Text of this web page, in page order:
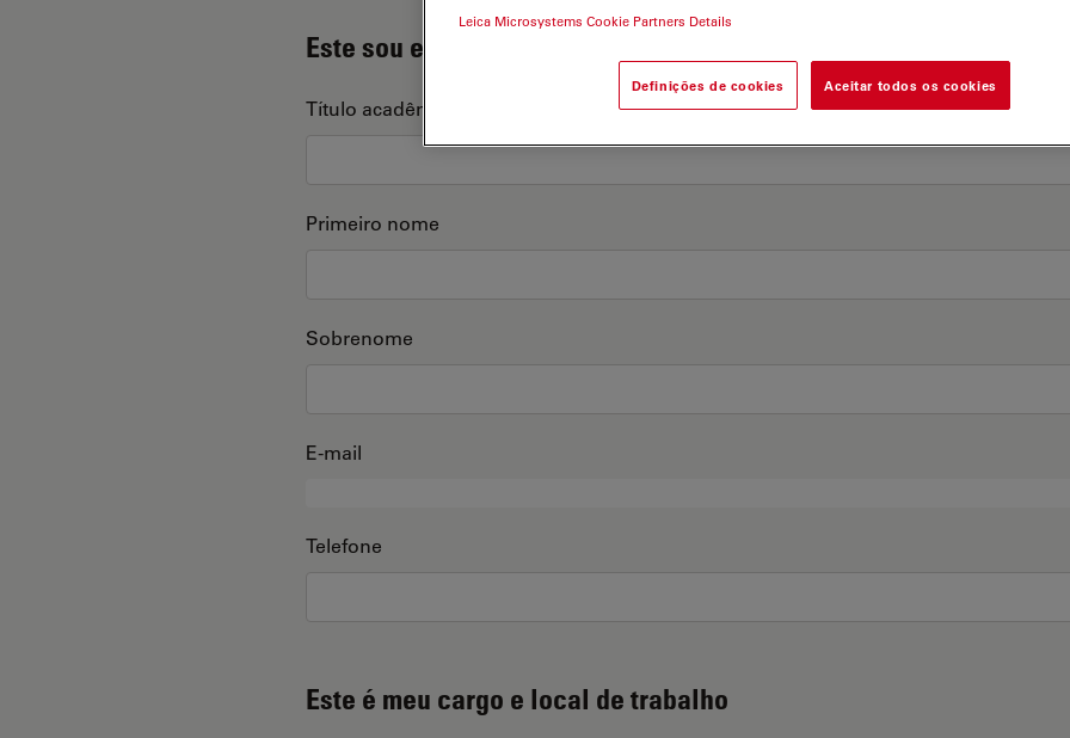
Este sou eu
Título acadêmico
Primeiro nome
Sobrenome
E-mail
Telefone
Este é meu cargo e local de trabalho
Leica Microsystems Cookie Partners Details
Definições de cookies Aceitar todos os cookies